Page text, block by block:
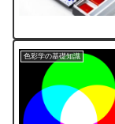
色彩学の基礎知識